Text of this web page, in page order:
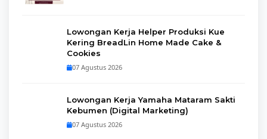
Lowongan Kerja Helper Produksi Kue
Kering BreadLin Home Made Cake &
Cookies
07 Agustus 2026
Lowongan Kerja Yamaha Mataram Sakti
Kebumen (Digital Marketing)
07 Agustus 2026